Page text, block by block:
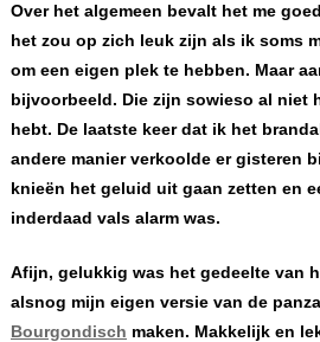
Over het algemeen bevalt het me
het zou op zich leuk zijn als ik soms
om een eigen plek te hebben. Maar
bijvoorbeeld. Die zijn sowieso al niet
hebt. De laatste keer dat ik het
andere manier verkoolde er gisteren
knieën het geluid uit gaan zetten en
inderdaad vals alarm was.
Afijn, gelukkig was het gedeelte van
alsnog mijn eigen versie van de
Bourgondisch maken. Makkelijk en